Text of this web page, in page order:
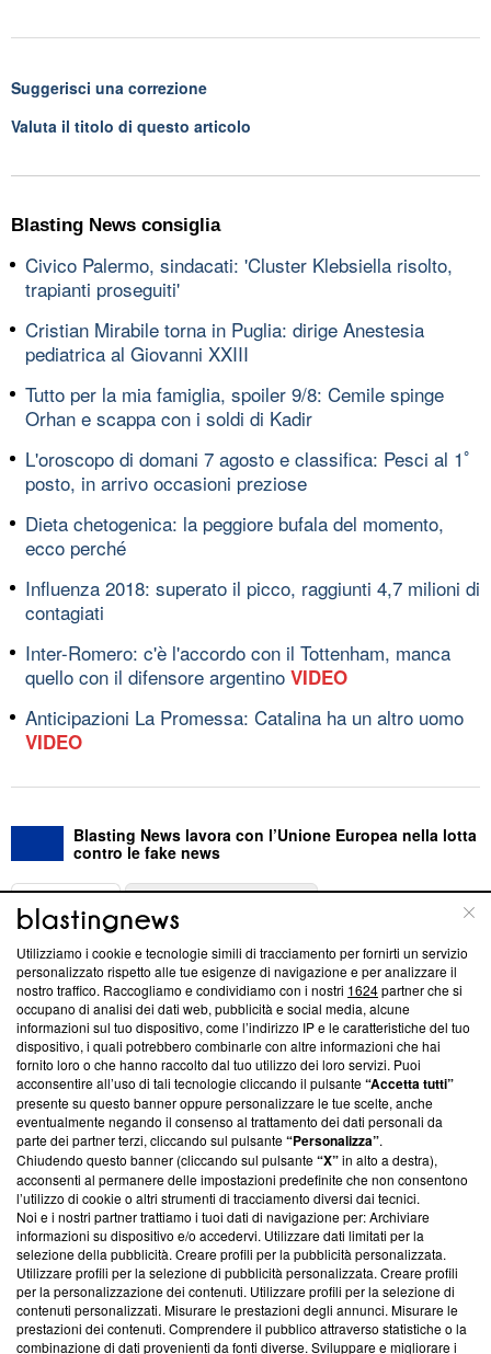
Suggerisci una correzione
Valuta il titolo di questo articolo
Blasting News consiglia
Civico Palermo, sindacati: 'Cluster Klebsiella risolto,
trapianti proseguiti'
Cristian Mirabile torna in Puglia: dirige Anestesia
pediatrica al Giovanni XXIII
Tutto per la mia famiglia, spoiler 9/8: Cemile spinge
Orhan e scappa con i soldi di Kadir
L'oroscopo di domani 7 agosto e classifica: Pesci al 1ﾟ
posto, in arrivo occasioni preziose
Dieta chetogenica: la peggiore bufala del momento,
ecco perché
Influenza 2018: superato il picco, raggiunti 4,7 milioni di
contagiati
Inter-Romero: c'è l'accordo con il Tottenham, manca
quello con il difensore argentino VIDEO
Anticipazioni La Promessa: Catalina ha un altro uomo
VIDEO
Blasting News lavora con l’Unione Europea nella lotta
contro le fake news
ABOUT
Questa sezione offre informazioni trasparenti su Blasting
News, sui nostri processi editoriali e su come ci impegniamo a
creare news di qualità. Inoltre, afferma la nostra aderenza a
‘Trust Project - News with Integrity’Blasting News non è
ancora membro del programma, ma ha richiesto di farne
parte; Trust Project non ha ancora effettuato una verifica di
conformità agli standard.
Su di noi
Team editoriale
Corporate
Redazione
Informativa Privacy
Cookie Policy
Utilizziamo i cookie e tecnologie simili di tracciamento per fornirti un servizio
personalizzato rispetto alle tue esigenze di navigazione e per analizzare il
nostro traffico. Raccogliamo e condividiamo con i nostri 1624partner che si
occupano di analisi dei dati web, pubblicità e social media, alcune
informazioni sul tuo dispositivo, come l’indirizzo IP e le caratteristiche del tuo
dispositivo, i quali potrebbero combinarle con altre informazioni che hai
fornito loro o che hanno raccolto dal tuo utilizzo dei loro servizi. Puoi
acconsentire all’uso di tali tecnologie cliccando il pulsante“Accetta tutti”
presente su questo banner oppure personalizzare le tue scelte, anche
eventualmente negando il consenso al trattamento dei dati personali da
parte dei partner terzi, cliccando sul pulsante“Personalizza”.
Chiudendo questo banner (cliccando sul pulsante“X”in alto a destra),
acconsenti al permanere delle impostazioni predefinite che non consentono
l’utilizzo di cookie o altri strumenti di tracciamento diversi dai tecnici.
Noi e i nostri partner trattiamo i tuoi dati di navigazione per: Archiviare
informazioni su dispositivo e/o accedervi. Utilizzare dati limitati per la
selezione della pubblicità. Creare profili per la pubblicità personalizzata.
Utilizzare profili per la selezione di pubblicità personalizzata. Creare profili
per la personalizzazione dei contenuti. Utilizzare profili per la selezione di
contenuti personalizzati. Misurare le prestazioni degli annunci. Misurare le
prestazioni dei contenuti. Comprendere il pubblico attraverso statistiche o la
combinazione di dati provenienti da fonti diverse. Sviluppare e migliorare i